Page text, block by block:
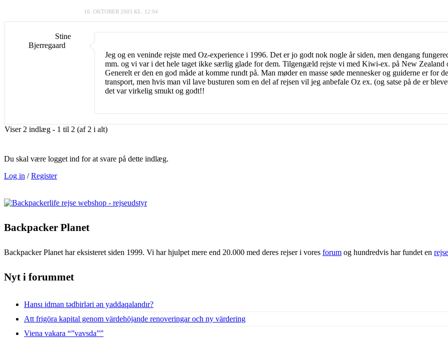
16. OKTOBER 2003 KL. 12:04
Stine
Bjerregaard
Jeg og en veninde rejste med Oz-experience i 1996. Det er jo godt nok nogle år siden, men dengang
mm. og vi var i det hele taget ikke særlig glade for dem. Tilgengæld rejste vi med Kiwi-ex. på New Zealand
Generelt er den en god måde at komme rundt på. Man møder en masse søde mennesker og guiderne er for
transport, men hvis man vil lave busturen som en del af rejsen vil jeg anbefale Oz ex. (og satse på de er
det var virkelig smukt og godt!!
Viser 2 indlæg - 1 til 2 (af 2 i alt)
Du skal være logget ind for at svare på dette indlæg.
Log in /Register
Backpacker Planet
Backpacker Planet har eksisteret siden 1999. Vi har hjulpet mere end 20.000 med deres rejser i vores forum og hundredvis har fundet en
Nyt i forummet
Hansı idman tədbirləri ən yaddaqalandır?
Att frigöra kapital genom värdehöjande renoveringar och ny värdering
Viena vakara “”vavsda””